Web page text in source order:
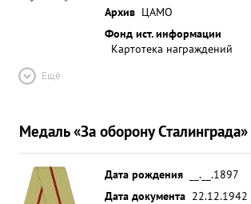
Архив ЦАМО
Фонд ист. информации
Картотека награждений
Ещё
Медаль «За оборону Сталинграда»
Дата рождения
__.__.1897
Дата документа 22.12.1942